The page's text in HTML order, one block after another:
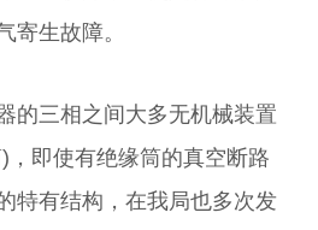
寄生故障。
的三相之间大多无机械装置
，即使有绝缘筒的真空断路
特有结构，在我局也多次发